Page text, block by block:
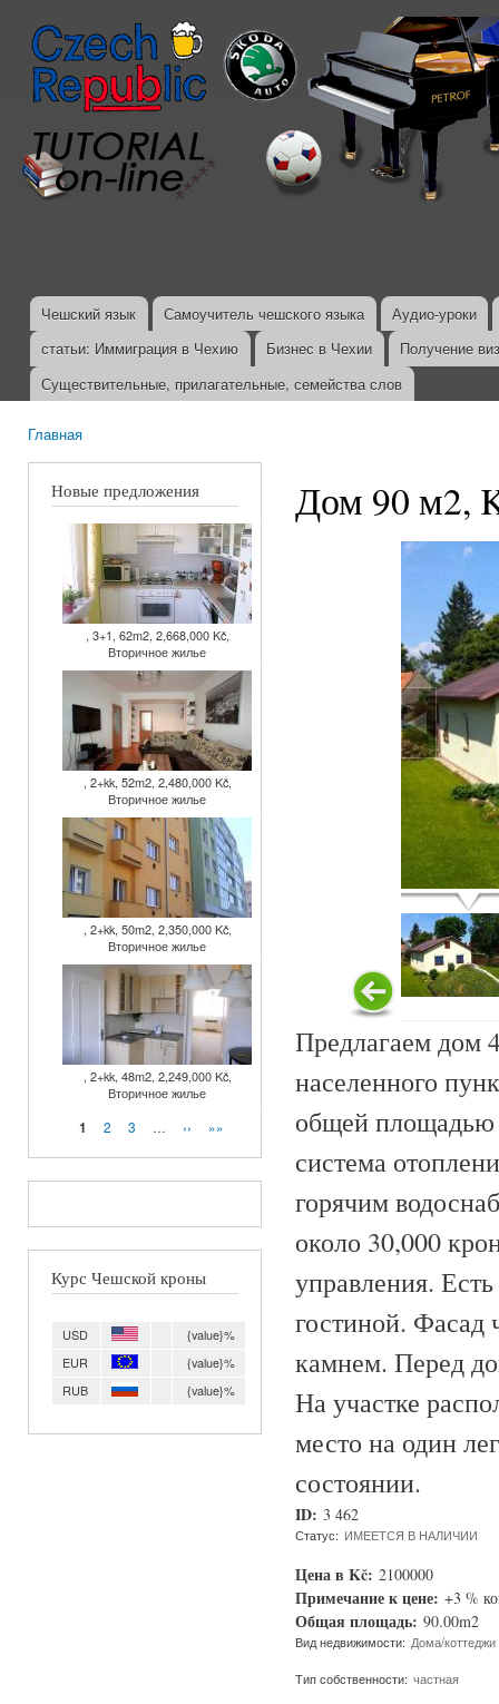
Главное меню
Чешский язык Самоучитель чешского языка
Аудио-уроки
статьи: Иммиграция в Чехию
Бизнес в Чехии
Получение
Существительные, прилагательные, семейства слов
Главная
Новые предложения
, 3+1, 62m2, 2,668,000 Kč,
Вторичное жилье
, 2+kk, 52m2, 2,480,000 Kč,
Вторичное жилье
, 2+kk, 50m2, 2,350,000 Kč,
Вторичное жилье
, 2+kk, 48m2, 2,249,000 Kč,
Вторичное жилье
Страницы
1 2 3 … ›› »»
Курс Чешской кроны
USD
{value}%
EUR
{value}%
RUB
{value}%
Дом 90 м2,
Предлагаем дом
населенного
общей площадью
система
горячим
около 30,000
управления.
гостиной. Фасад
камнем. Перед
На участке
место на один
состоянии.
ID: 3 462
Статус: ИМЕЕТСЯ В НАЛИЧИИ
Цена в Kč: 2100000
Примечание к цене: +3 %
Общая площадь: 90.00m2
Вид недвижимости: Дома/коттеджи
Тип собственности: частная